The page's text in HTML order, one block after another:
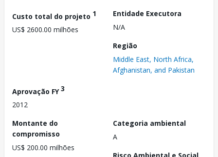
Custo total do projeto 1
US$ 2600.00 milhões
Entidade Executora
N/A
Região
Middle East, North Africa,
Afghanistan, and Pakistan
Aprovação FY3
2012
Montante do
compromisso
US$ 200.00 milhões
Categoria ambiental
A